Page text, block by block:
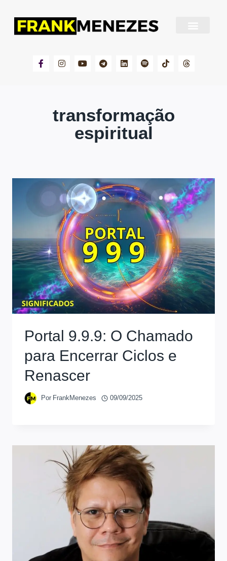
transformação
espiritual
Portal 9.9.9: O Chamado
para Encerrar Ciclos e
Renascer
Por FrankMenezes 09/09/2025